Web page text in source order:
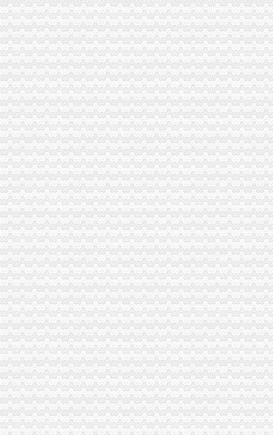
高新园企业信用促进会获准登记成立
周朝东局长代表市一般纳税人公司注册局组向新一届机关委提出要求
商标协会深入开展工商转型大讨论
北碚局积参加重点市怎么注册一般纳税人场周边秩序联合执法
彭水局一般纳税人认定标准开展三项整优化中高考环境
经开园局怎么注册一般纳税人积筹备成立企业信用促进会